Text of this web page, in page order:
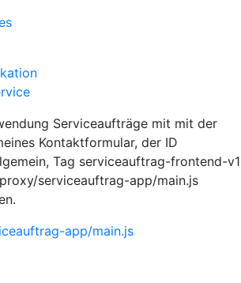
Serviceaufträge mit mit der
Kontaktformular, der ID
Tag serviceauftrag-frontend-v1
serviceauftrag-app/main.js
app/main.js